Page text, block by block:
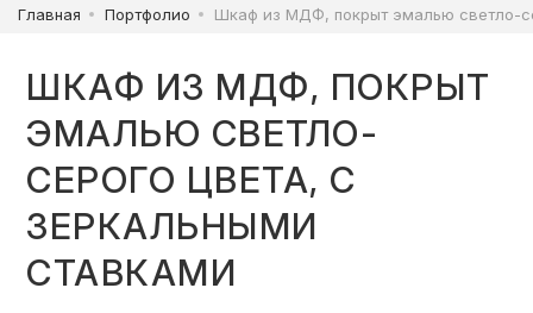
Главная Портфолио Шкаф из МДФ, покрыт эмалью светло-
ШКАФ ИЗ МДФ, ПОКРЫТ
ЭМАЛЬЮ СВЕТЛО-
СЕРОГО ЦВЕТА, С
ЗЕРКАЛЬНЫМИ
СТАВКАМИ
ГАРДЕРОБНЫЕ
ДЕТСКИЕ
ВАННАЯ